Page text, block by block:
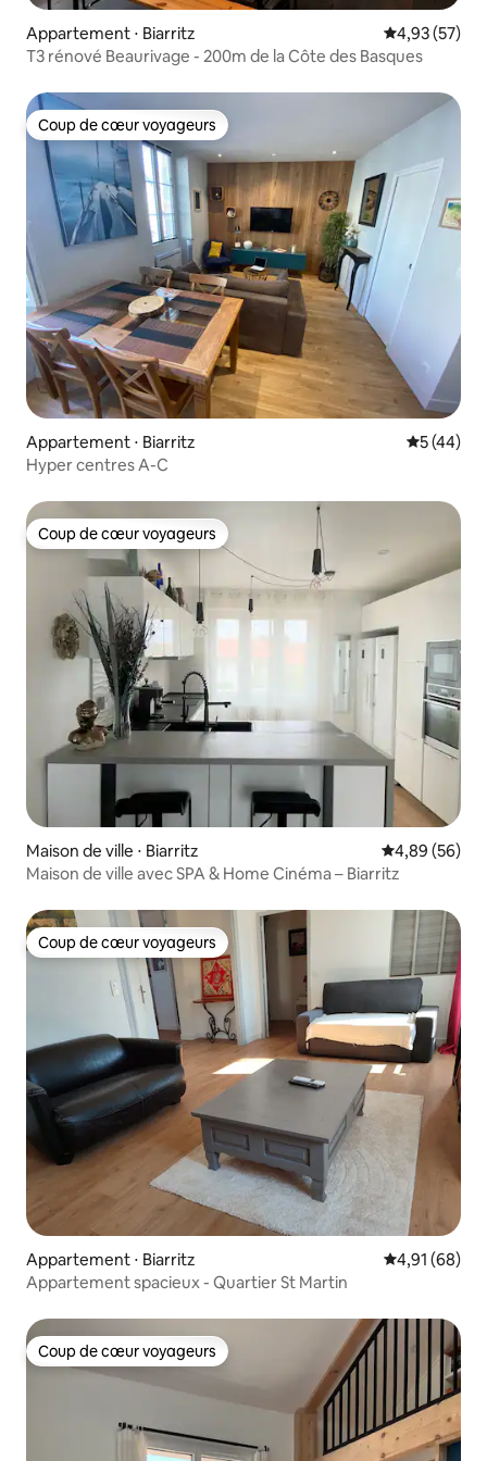
Appartement ⋅ Biarritz Évaluation
4,93 (57)
T3 rénové Beaurivage - 200m de la Côte des Basques
Coup de cœur voyageurs
Coup de cœur voyageurs
Appartement ⋅ Biarritz
5 (44)
Hyper centres A-C
Coup de cœur voyageurs
Coup de cœur voyageurs
Maison de ville ⋅ Biarritz Évaluation
4,89 (56)
Maison de ville avec SPA & Home Cinéma – Biarritz
Coup de cœur voyageurs
Coup de cœur voyageurs
Appartement ⋅ Biarritz Évaluation
4,91 (68)
Appartement spacieux - Quartier St Martin
Coup de cœur voyageurs
Coup de cœur voyageurs